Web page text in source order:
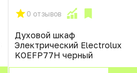
0 отзывов
Духовой шкаф
Электрический Electrolux
KOEFP77H черный